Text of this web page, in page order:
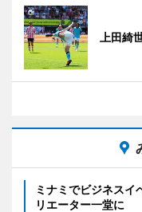
上田
ミナミでビジネス
リエーター一堂に